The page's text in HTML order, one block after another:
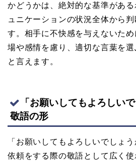
かどうかは、絶対的な基準がある
ュニケーションの状況全体から
す。相手に不快感を与えないた
場や感情を慮り、適切な言葉を
と言えます。
「お願いしてもよろしい
敬語の形
「お願いしてもよろしいでしょ
依頼をする際の敬語として広く